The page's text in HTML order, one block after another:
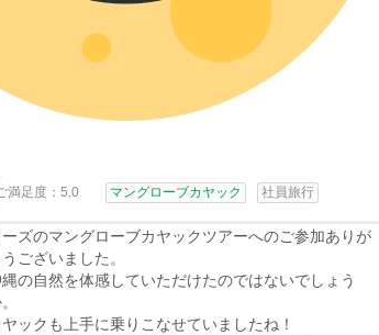
満足度：5.0 マングローブカヤック 社員旅行
ーズのマングローブカヤックツアーへのご参加ありが
うございました。
の自然を体感していただけたのではないでしょう
ヤックも上手に乗りこなせていましたね！